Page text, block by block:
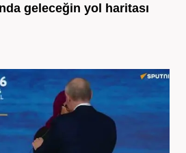
geleceğin yol haritası